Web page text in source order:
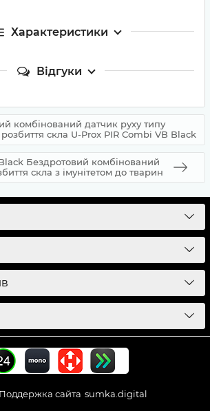
Характеристики
Відгуки
комбінований датчик руху типу
скла U-Prox PIR Combi VB Black
Бездротовий комбінований
скла з імунітетом до тварин
Поддержка сайта sumka.digital